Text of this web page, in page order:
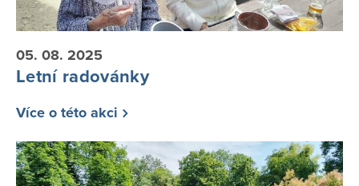
05. 08. 2025
Letní radovánky
Více o této akci